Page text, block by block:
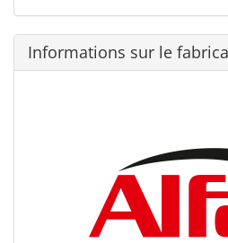
Informations sur le